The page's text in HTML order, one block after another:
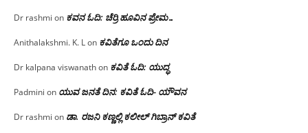
Dr rashmi on ಕವನ ಓದಿ: ಚೆರ್ರಿ ಹೂವಿನ ಪ್ರೇಮ…
Anithalakshmi. K. Lon ಕವಿತೆಗೂ ಒಂದು ದಿನ
Dr kalpana viswanathon ಕವಿತೆ ಓದಿ: ಯುದ್ಧ
Padmini on ಯುವ ಜನತೆ ದಿನ: ಕವಿತೆ ಓದಿ- ಯೌವನ
Dr rashmi on ಡಾ. ರಜನಿ‌ ಕಣ್ಣಲ್ಲಿ ಕಲೀಲ್ ಗಿಬ್ರಾನ್ ಕವಿತೆ